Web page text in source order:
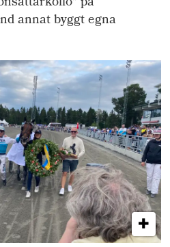
annat byggt egna